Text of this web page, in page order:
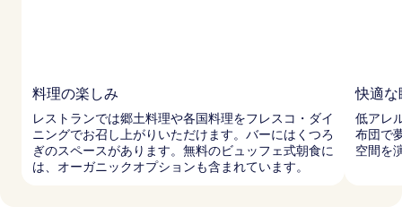
料理の楽しみ
レストランでは郷土料理や各国料理をフレスコ・ダイ
ニングでお召し上がりいただけます。バーにはくつろ
ぎのスペースがあります。無料のビュッフェ式朝食に
は、オーガニックオプションも含まれています。
快適な
低アレ
布団で
空間を